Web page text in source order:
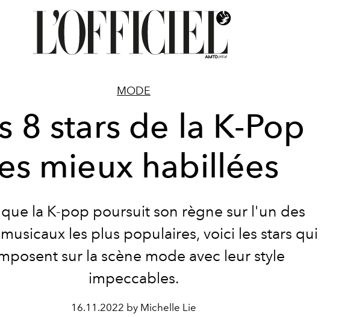
MODE
8 stars de la K-Pop
mieux habillées
la K-pop poursuit son règne sur l'un des
les plus populaires, voici les stars qui
sur la scène mode avec leur style
impeccables.
16.11.2022 by Michelle Lie